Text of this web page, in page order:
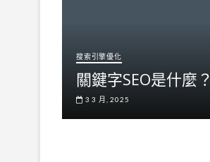
搜索引擎優化
關鍵字SEO是什麼？
3 3 月, 2025